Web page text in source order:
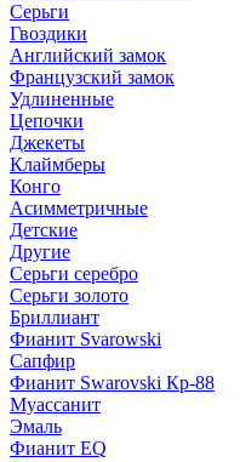
Серьги
Гвоздики
Английский замок
Французский замок
Удлиненные
Цепочки
Джекеты
Клаймберы
Конго
Асимметричные
Детские
Другие
Серьги серебро
Серьги золото
Бриллиант
Фианит Svarowski
Сапфир
Фианит Swarovski Кр-88
Муассанит
Эмаль
Фианит EQ